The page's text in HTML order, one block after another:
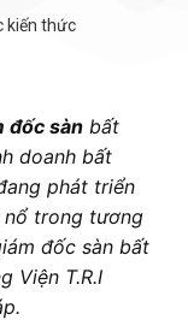
kiến thức
đốc sàn bất
doanh bất
phát triển
nổ trong tương
đốc sàn bất
Viện T.R.I